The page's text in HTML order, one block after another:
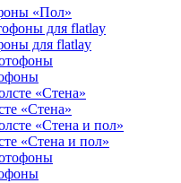
«Пол»
для flatlay
«Стена»
«Стена и пол»